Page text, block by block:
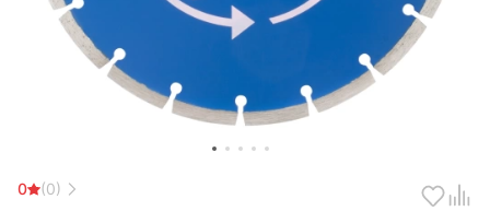
0 (0)